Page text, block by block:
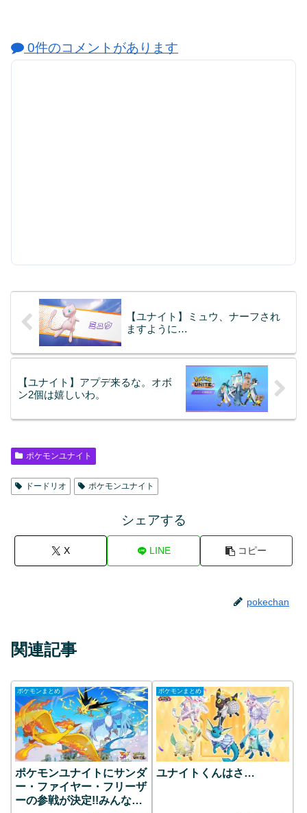
0件のコメントがあります
【ユナイト】ミュウ、ナーフされ
ますように…
【ユナイト】アプデ来るな。オボ
ン2個は嬉しいわ。
ポケモンユナイト
ドードリオ ポケモンユナイト
シェアする
X LINE コピー
pokechan
関連記事
ポケモンまとめ
ポケモンユナイトにサンダ
ー・ファイヤー・フリーザ
ーの参戦が決定!!みんなの
ポケモンまとめ
ユナイトくんはさ…